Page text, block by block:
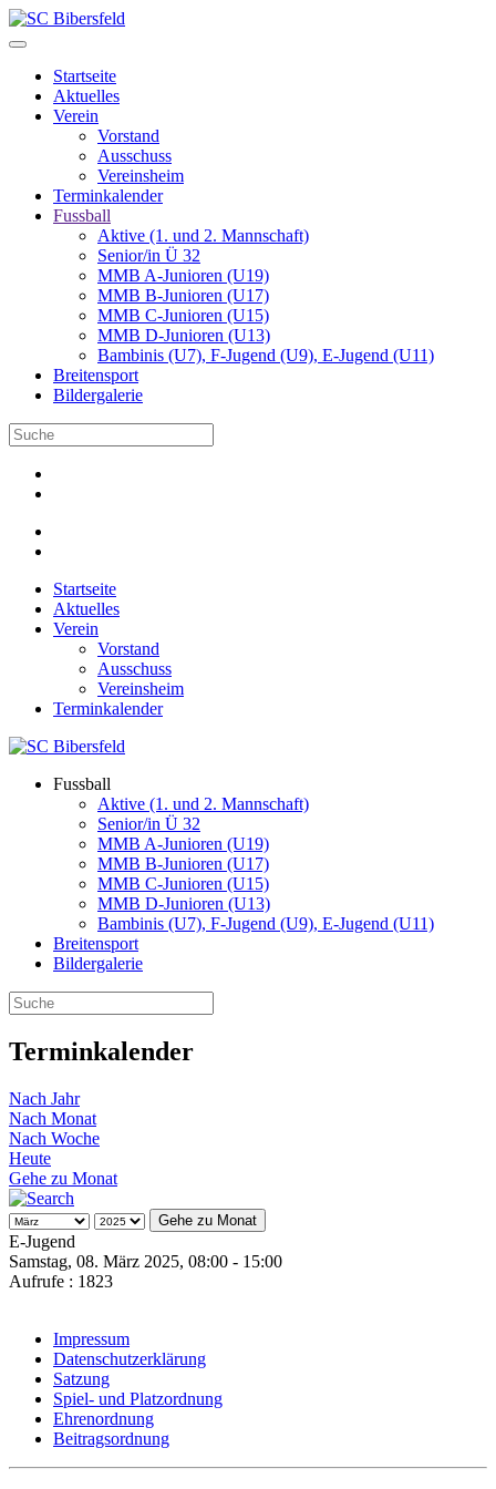
Startseite
Aktuelles
Verein
Vorstand
Ausschuss
Vereinsheim
Terminkalender
Fussball
Aktive (1. und 2. Mannschaft)
Senior/in Ü 32
MMB A-Junioren (U19)
MMB B-Junioren (U17)
MMB C-Junioren (U15)
MMB D-Junioren (U13)
Bambinis (U7), F-Jugend (U9), E-Jugend (U11)
Breitensport
Bildergalerie
Startseite
Aktuelles
Verein
Vorstand
Ausschuss
Vereinsheim
Terminkalender
Fussball
Aktive (1. und 2. Mannschaft)
Senior/in Ü 32
MMB A-Junioren (U19)
MMB B-Junioren (U17)
MMB C-Junioren (U15)
MMB D-Junioren (U13)
Bambinis (U7), F-Jugend (U9), E-Jugend (U11)
Breitensport
Bildergalerie
Terminkalender
Nach Jahr
Nach Monat
Nach Woche
Heute
Gehe zu Monat
Gehe zu Monat
E-Jugend
Samstag, 08. März 2025, 08:00 - 15:00
Aufrufe : 1823
Impressum
Datenschutzerklärung
Satzung
Spiel- und Platzordnung
Ehrenordnung
Beitragsordnung